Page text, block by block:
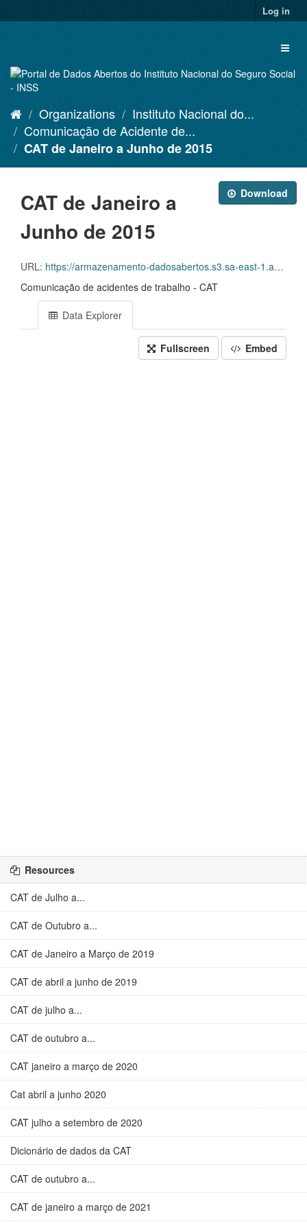
to
Log in
Organizations
Instituto Nacional do...
Comunicação de Acidente de...
CAT de Janeiro a Junho de 2015
Download
CAT de Janeiro a
Junho de 2015
URL: https://armazenamento-dadosabertos.s3.sa-east-1.amazonaws.com/PDA_2023_2025/Grupos_de_dados/Comunica%C3%A7%C3%B5es+de+Acidente+de+Trabalho+%E2%80%93+CAT/CATS+EMITIDAS_JANEIRO+A+JUNHO_2015.xlsx
Comunicação de acidentes de trabalho - CAT
Data Explorer
Fullscreen Embed
Resources
CAT de Julho a...
CAT de Outubro a...
CAT de Janeiro a Março de 2019
CAT de abril a junho de 2019
CAT de julho a...
CAT de outubro a...
CAT janeiro a março de 2020
Cat abril a junho 2020
CAT julho a setembro de 2020
Dicionário de dados da CAT
CAT de outubro a...
CAT de janeiro a março de 2021